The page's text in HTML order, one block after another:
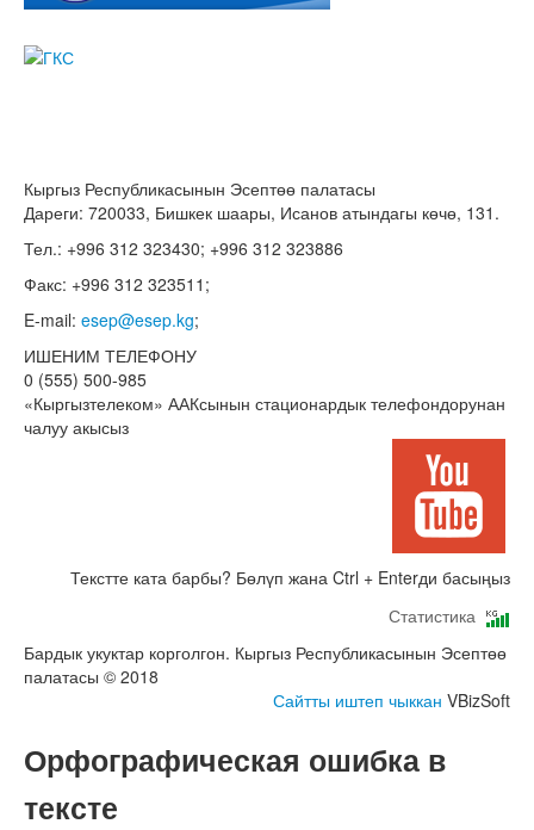
Кыргыз Республикасынын Эсептөө палатасы
Дареги: 720033, Бишкек шаары, Исанов атындагы көчө, 131.
Тел.: +996 312 323430; +996 312 323886
Факс: +996 312 323511;
E-mail: esep@esep.kg;
ИШЕНИМ ТЕЛЕФОНУ
0 (555) 500-985
«Кыргызтелеком» ААКсынын стационардык телефондорунан
чалуу акысыз
Текстте ката барбы? Бөлүп жана Ctrl + Enterди басыңыз
Статистика
Бардык укуктар корголгон. Кыргыз Республикасынын Эсептөө
палатасы © 2018
Сайтты иштеп чыккан VBizSoft
Орфографическая ошибка в
тексте